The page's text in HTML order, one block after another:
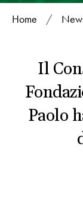
Home /
Il
Paolo